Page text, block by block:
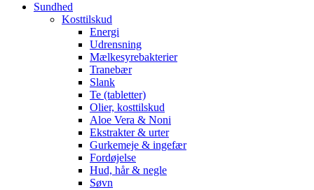
Sundhed
Kosttilskud
Energi
Udrensning
Mælkesyrebakterier
Tranebær
Slank
Te (tabletter)
Olier, kosttilskud
Aloe Vera & Noni
Ekstrakter & urter
Gurkemeje & ingefær
Fordøjelse
Hud, hår & negle
Søvn